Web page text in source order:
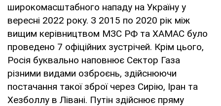
широкомасштабного нападу на Україну у
вересні 2022 року. З 2015 по 2020 рік між
вищим керівництвом МЗС РФ та ХАМАС було
проведено 7 офіційних зустрічей. Крім цього,
Росія буквально наповнює Сектор Газа
різними видами озброєнь, здійснюючи
постачання такої зброї через Сирію, Іран та
Хезболлу в Лівані. Путін здійснює пряму